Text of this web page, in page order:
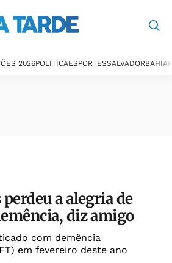
2026POLÍTICAESPORTESSALVADORBAHIA
a alegria de
diz amigo
com demência
em fevereiro deste ano